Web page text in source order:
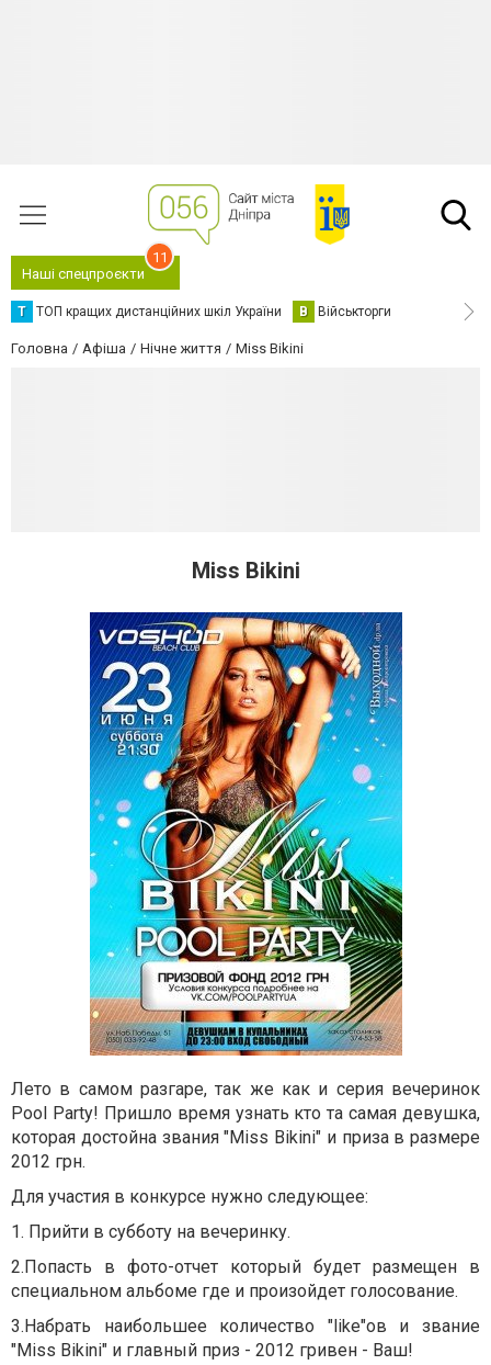
Наші спецпроєкти
11
Т ТОП кращих дистанційних шкіл України В Військторги
Головна Афіша Нічне життя Miss Bikini
Miss Bikini
Лето в самом разгаре, так же как и серия вечеринок
Pool Party! Пришло время узнать кто та самая девушка,
которая достойна звания "Miss Bikini" и приза в размере
2012 грн.
Для участия в конкурсе нужно следующее:
1. Прийти в субботу на вечеринку.
2.Попасть в фото-отчет который будет размещен в
специальном альбоме где и произойдет голосование.
3.Набрать наибольшее количество "like"ов и звание
"Miss Bikini" и главный приз - 2012 гривен - Ваш!